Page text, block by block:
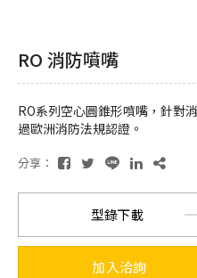
RO 消防噴嘴
RO系列空⼼圓錐形噴嘴，針對
過歐洲消防法規認證。
分享：
型錄下載
加入洽詢